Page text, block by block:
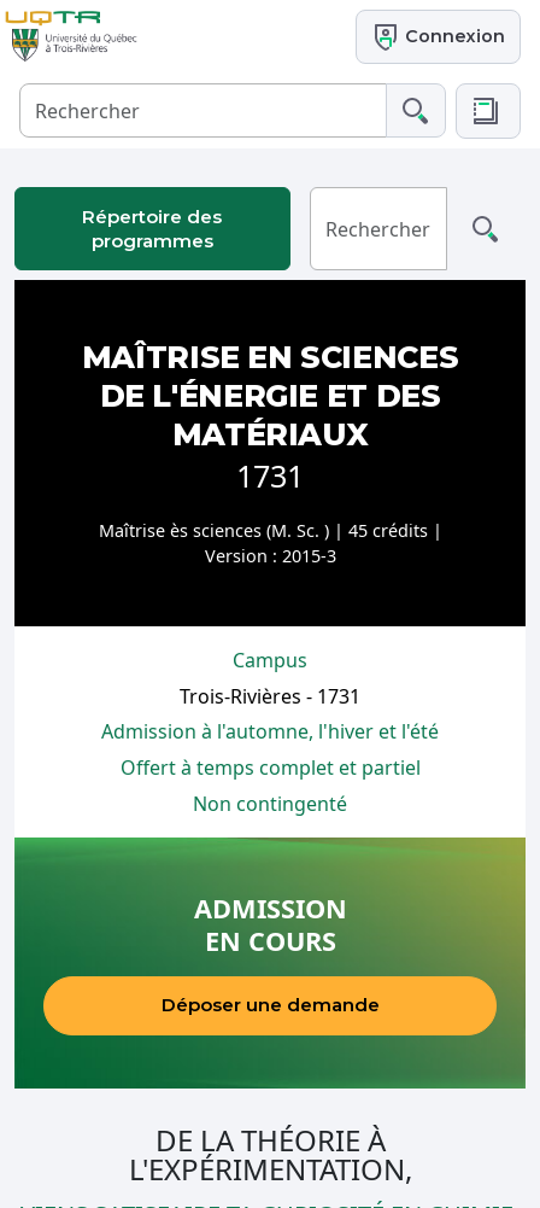
Connexion
Répertoire des
programmes
MAÎTRISE EN SCIENCES
DE L'ÉNERGIE ET DES
MATÉRIAUX
1731
Maîtrise ès sciences (M. Sc. ) | 45 crédits |
Version : 2015-3
Campus
Trois-Rivières - 1731
Admission à l'automne, l'hiver et l'été
Offert à temps complet et partiel
Non contingenté
ADMISSION
EN COURS
Déposer une demande
DE LA THÉORIE À
L'EXPÉRIMENTATION,